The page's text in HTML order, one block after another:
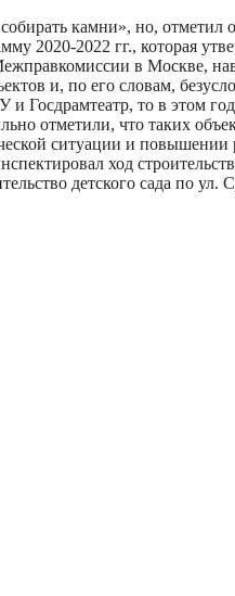
камни», но,
2020-2022 гг., которая
в Москве,
и, по его словам,
то в этом
отметили, что таких
ситуации и
ход
детского сада по